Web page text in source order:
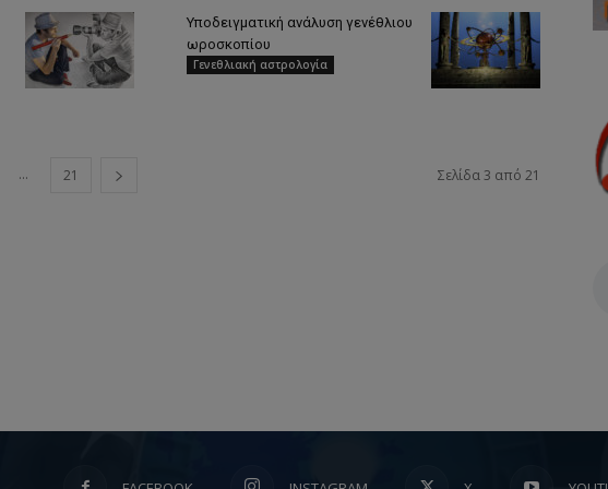
Υποδειγματική ανάλυση γενέθλιου
ωροσκοπίου
Γενεθλιακή αστρολογία
... 21 Σελίδα 3 από 21